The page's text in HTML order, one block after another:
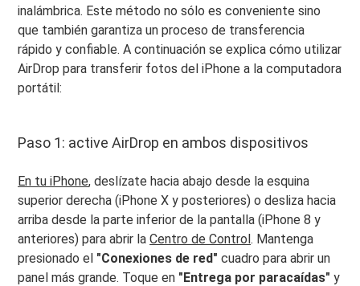
inalámbrica. Este método no sólo es conveniente sino
que también garantiza un proceso de transferencia
rápido y confiable. A continuación se explica cómo utilizar
AirDrop para transferir fotos del iPhone a la computadora
portátil:
Paso 1: active AirDrop en ambos dispositivos
En tu iPhone, deslízate hacia abajo desde la esquina
superior derecha (iPhone X y posteriores) o desliza hacia
arriba desde la parte inferior de la pantalla (iPhone 8 y
anteriores) para abrir laCentro de Control. Mantenga
presionado el "Conexiones de red" cuadro para abrir un
panel más grande. Toque en "Entrega por paracaídas" y